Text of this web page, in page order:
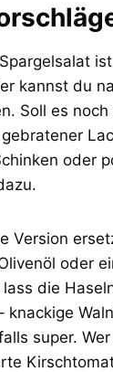
kannst du
Soll es
oder
Version
oder
die
knackige
super.